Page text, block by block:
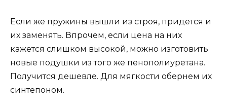
Если же пружины вышли из строя, придется и
их заменять. Впрочем, если цена на них
кажется слишком высокой, можно изготовить
новые подушки из того же пенополиуретана.
Получится дешевле. Для мягкости обернем их
синтепоном.